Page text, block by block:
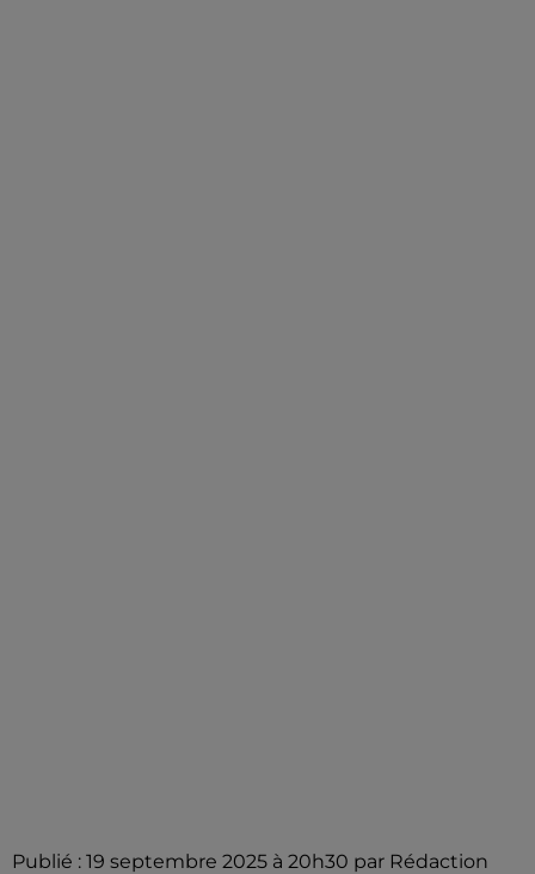
Publié : 19 septembre 2025 à 20h30 par Rédaction